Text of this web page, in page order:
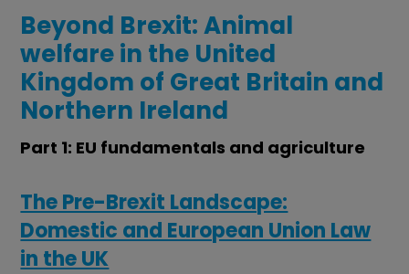
Beyond Brexit: Animal
welfare in the United
Kingdom of Great Britain and
Northern Ireland
Part 1: EU fundamentals and agriculture
The Pre-Brexit Landscape:
Domestic and European Union Law
in the UK